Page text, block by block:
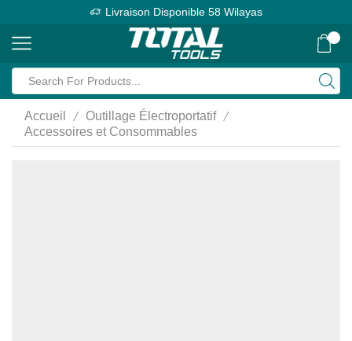
Livraison Disponible 58 Wilayas
input
Accueil / Outillage Électroportatif /
Accessoires et Consommables